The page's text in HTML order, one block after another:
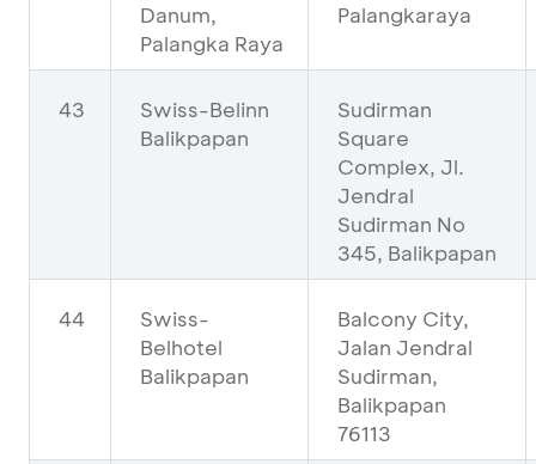
Danum,
Palangka Raya
Palangkaraya
43
Swiss-Belinn
Balikpapan
Sudirman
Square
Complex, Jl.
Jendral
Sudirman No
345, Balikpapan
44
Swiss-
Belhotel
Balikpapan
Balcony City,
Jalan Jendral
Sudirman,
Balikpapan
76113